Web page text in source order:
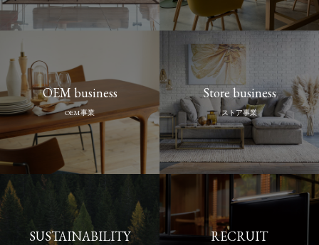
OEM business
OEM事業
Store business
ストア事業
SUSTAINABILITY RECRUIT